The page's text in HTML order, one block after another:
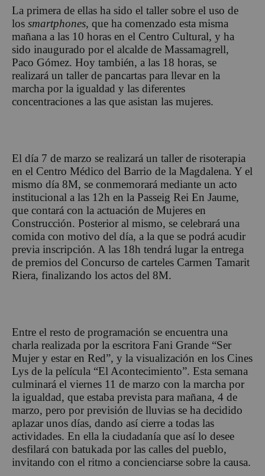
La primera de ellas ha sido el taller sobre el uso de
los smartphones, que ha comenzado esta misma
mañana a las 10 horas en el Centro Cultural, y ha
sido inaugurado por el alcalde de Massamagrell,
Paco Gómez. Hoy también, a las 18 horas, se
realizará un taller de pancartas para llevar en la
marcha por la igualdad y las diferentes
concentraciones a las que asistan las mujeres.
El día 7 de marzo se realizará un taller de risoterapia
en el Centro Médico del Barrio de la Magdalena. Y el
mismo día 8M, se conmemorará mediante un acto
institucional a las 12h en la Passeig Rei En Jaume,
que contará con la actuación de Mujeres en
Construcción. Posterior al mismo, se celebrará una
comida con motivo del día, a la que se podrá acudir
previa inscripción. A las 18h tendrá lugar la entrega
de premios del Concurso de carteles Carmen Tamarit
Riera, finalizando los actos del 8M.
Entre el resto de programación se encuentra una
charla realizada por la escritora Fani Grande “Ser
Mujer y estar en Red”, y la visualización en los Cines
Lys de la película “El Acontecimiento”. Esta semana
culminará el viernes 11 de marzo con la marcha por
la igualdad, que estaba prevista para mañana, 4 de
marzo, pero por previsión de lluvias se ha decidido
aplazar unos días, dando así cierre a todas las
actividades. En ella la ciudadanía que así lo desee
desfilará con batukada por las calles del pueblo,
invitando con el ritmo a concienciarse sobre la causa.